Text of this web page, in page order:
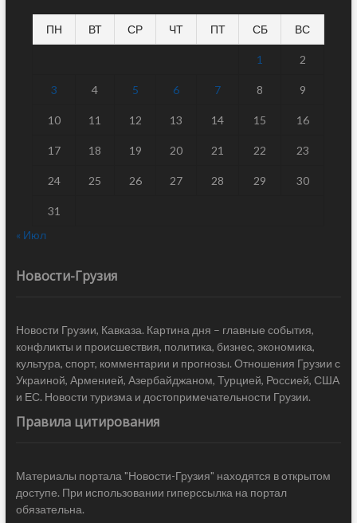
ПН ВТ СР ЧТ ПТ СБ ВС
1 2
3 4 5 6 7 8 9
10 11 12 13 14 15 16
17 18 19 20 21 22 23
24 25 26 27 28 29 30
31
« Июл
Новости-Грузия
Новости Грузии, Кавказа. Картина дня – главные события,
конфликты и происшествия, политика, бизнес, экономика,
культура, спорт, комментарии и прогнозы. Отношения Грузии с
Украиной, Арменией, Азербайджаном, Турцией, Россией, США
и ЕС. Новости туризма и достопримечательности Грузии.
Правила цитирования
Материалы портала "Новости-Грузия" находятся в открытом
доступе. При использовании гиперссылка на портал
обязательна.